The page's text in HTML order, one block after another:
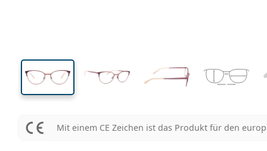
Mit einem CE Zeichen ist das Produkt für den